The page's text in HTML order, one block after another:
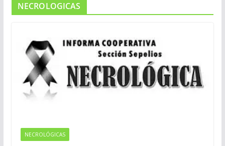
NECROLOGICAS
NECROLÓGICAS